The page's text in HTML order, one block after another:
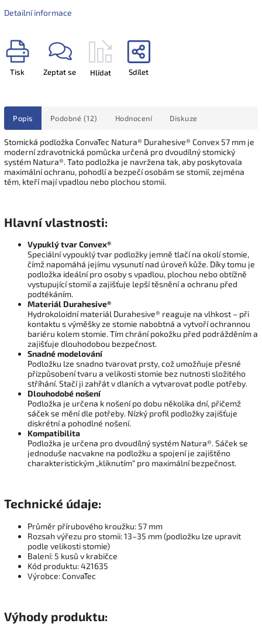
Detailní informace
Tisk Zeptat se Hlídat Sdílet
Popis Podobné (12) Hodnocení Diskuze
Stomická podložka ConvaTec Natura® Durahesive® Convex 57 mm je
moderní zdravotnická pomůcka určená pro dvoudílný stomický
systém Natura®. Tato podložka je navržena tak, aby poskytovala
maximální ochranu, pohodlí a bezpečí osobám se stomií, zejména
těm, kteří mají vpadlou nebo plochou stomii.
Hlavní vlastnosti:
Vypuklý tvar Convex®
Speciální vypouklý tvar podložky jemně tlačí na okolí stomie,
čímž napomáhá jejímu vysunutí nad úroveň kůže. Díky tomu je
podložka ideální pro osoby s vpadlou, plochou nebo obtížně
vystupující stomií a zajišťuje lepší těsnění a ochranu před
podtékáním.
Materiál Durahesive®
Hydrokoloidní materiál Durahesive® reaguje na vlhkost – při
kontaktu s výměšky ze stomie nabobtná a vytvoří ochrannou
bariéru kolem stomie. Tím chrání pokožku před podrážděním a
zajišťuje dlouhodobou bezpečnost.
Snadné modelování
Podložku lze snadno tvarovat prsty, což umožňuje přesné
přizpůsobení tvaru a velikosti stomie bez nutnosti složitého
stříhání. Stačí ji zahřát v dlaních a vytvarovat podle potřeby.
Dlouhodobé nošení
Podložka je určena k nošení po dobu několika dní, přičemž
sáček se mění dle potřeby. Nízký profil podložky zajišťuje
diskrétní a pohodlné nošení.
Kompatibilita
Podložka je určena pro dvoudílný systém Natura®. Sáček se
jednoduše nacvakne na podložku a spojení je zajištěno
charakteristickým „kliknutím“ pro maximální bezpečnost.
Technické údaje:
Průměr přírubového kroužku: 57 mm
Rozsah výřezu pro stomii: 13–35 mm (podložku lze upravit
podle velikosti stomie)
Balení: 5 kusů v krabičce
Kód produktu: 421635
Výrobce: ConvaTec
Výhody produktu: